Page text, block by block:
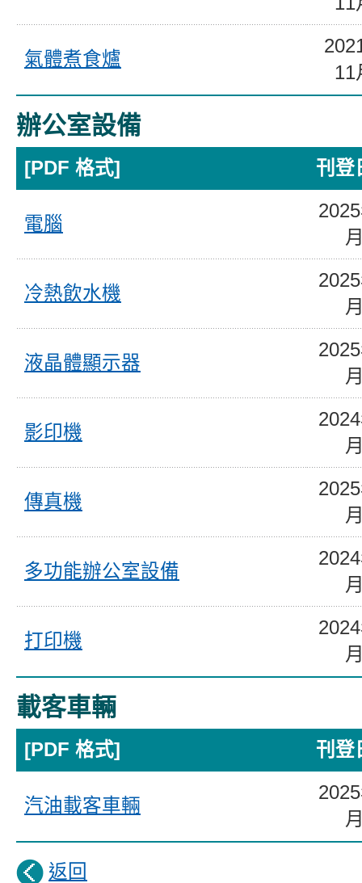
氣體煮食爐
11
辦公室設備
[PDF 格式] 刊登
電腦
冷熱飲水機
液晶體顯示器
影印機
傳真機
多功能辦公室設備
打印機
載客車輛
[PDF 格式] 刊登
汽油載客車輛
返回